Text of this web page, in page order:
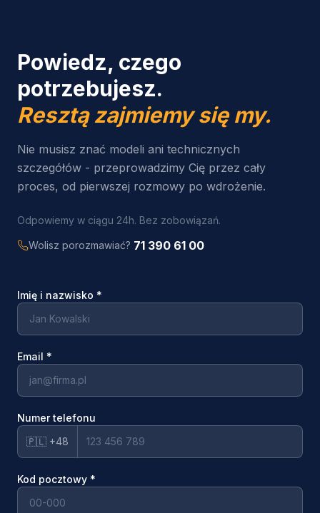
Powiedz, czego
potrzebujesz.
Resztą zajmiemy się my.
Nie musisz znać modeli ani technicznych
szczegółów - przeprowadzimy Cię przez cały
proces, od pierwszej rozmowy po wdrożenie.
Odpowiemy w ciągu 24h. Bez zobowiązań.
Wolisz porozmawiać? 71 390 61 00
Imię i nazwisko *
Email *
Numer telefonu
🇵🇱 +48
Kod pocztowy *